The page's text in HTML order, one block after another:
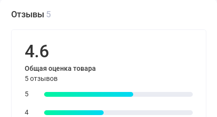
Отзывы 5
4.6
Общая оценка товара
5 отзывов
5
4